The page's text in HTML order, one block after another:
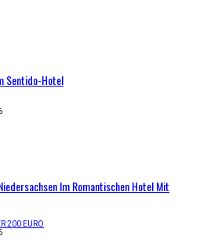
Sentido-Hotel
Im Romantischen Hotel Mit
200 EURO